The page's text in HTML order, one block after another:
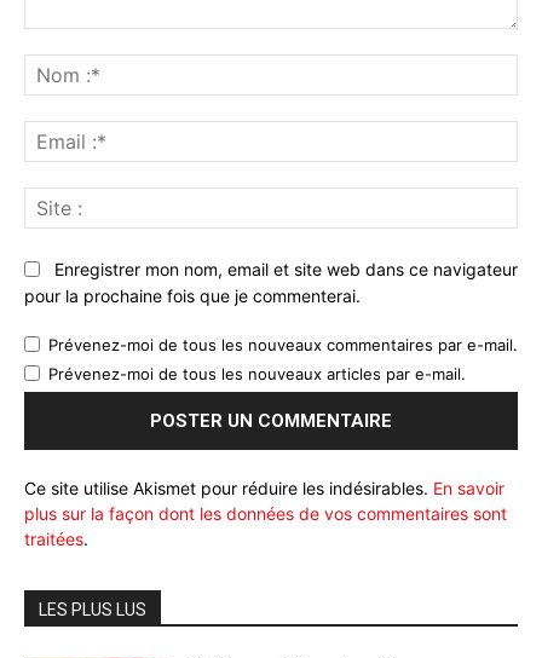
:*
:*
:
Enregistrer mon nom, email et site web dans ce navigateur
pour la prochaine fois que je commenterai.
Prévenez-moi de tous les nouveaux commentaires par e-mail.
Prévenez-moi de tous les nouveaux articles par e-mail.
Ce site utilise Akismet pour réduire les indésirables. En savoir
plus sur la façon dont les données de vos commentaires sont
traitées.
LES PLUS LUS